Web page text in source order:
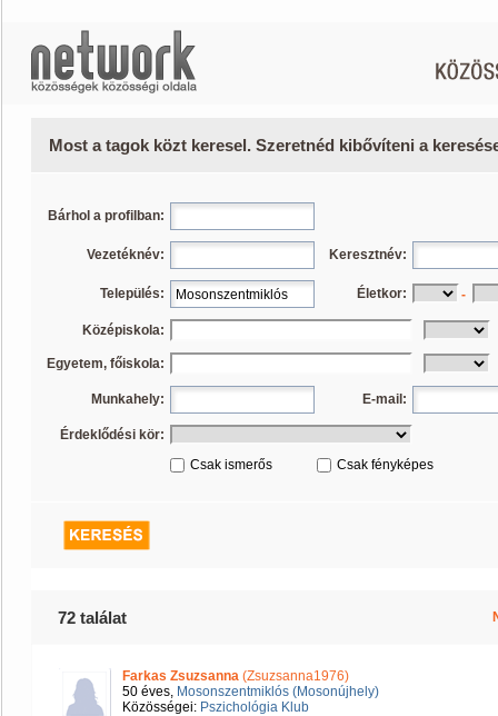
Most a tagok közt keresel. Szeretnéd kibővíteni a
Bárhol a profilban:
Vezetéknév: Keresztnév:
Település: Életkor: -
Középiskola:
Egyetem, főiskola:
Munkahely: E-mail:
Érdeklődési kör:
Csak ismerős
Csak fényképes
72 találat
Farkas Zsuzsanna (Zsuzsanna1976)
50 éves, Mosonszentmiklós (Mosonújhely)
Közösségei: Pszichológia Klub